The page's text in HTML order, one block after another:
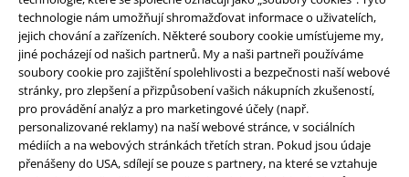
technologie nám umožňují shromažďovat informace o uživatelích,
jejich chování a zařízeních. Některé soubory cookie umísťujeme my,
jiné pocházejí od našich partnerů. My a naši partneři používáme
soubory cookie pro zajištění spolehlivosti a bezpečnosti naší webové
stránky, pro zlepšení a přizpůsobení vašich nákupních zkušeností,
pro provádění analýz a pro marketingové účely (např.
personalizované reklamy) na naší webové stránce, v sociálních
médiích a na webových stránkách třetích stran. Pokud jsou údaje
přenášeny do USA, sdílejí se pouze s partnery, na které se vztahuje
Právní informace
Podmínky